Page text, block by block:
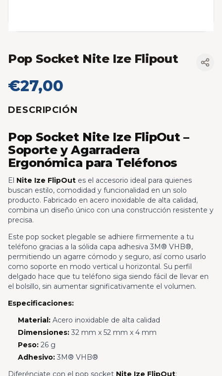
Pop Socket Nite Ize Flipout
€27,00
DESCRIPCIÓN
Pop Socket Nite Ize FlipOut –
Soporte y Agarradera
Ergonómica para Teléfonos
El Nite Ize FlipOut es el accesorio ideal para quienes
buscan estilo, comodidad y funcionalidad en un solo
producto. Fabricado en acero inoxidable de alta calidad,
combina un diseño único con una construcción resistente y
precisa.
Este pop socket plegable se adhiere firmemente a tu
teléfono gracias a la sólida capa adhesiva 3M® VHB®,
permitiendo un agarre cómodo y seguro, así como usarlo
como soporte en modo vertical u horizontal. Su perfil
delgado hace que tu teléfono siga siendo fácil de llevar en
el bolsillo, sin aumentar significativamente el volumen.
Especificaciones:
Material:Acero inoxidable de alta calidad
Dimensiones:32 mm x 52 mm x 4 mm
Peso:26 g
Adhesivo:3M® VHB®
Diferénciate con el pop socket Nite Ize FlipOut: